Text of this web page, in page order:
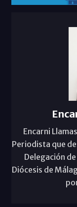
Encarni
Periodista que
Delegación
Diócesis de